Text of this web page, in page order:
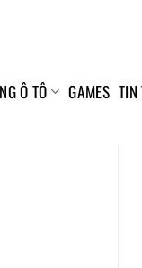
Ô TÔ GAMES TIN